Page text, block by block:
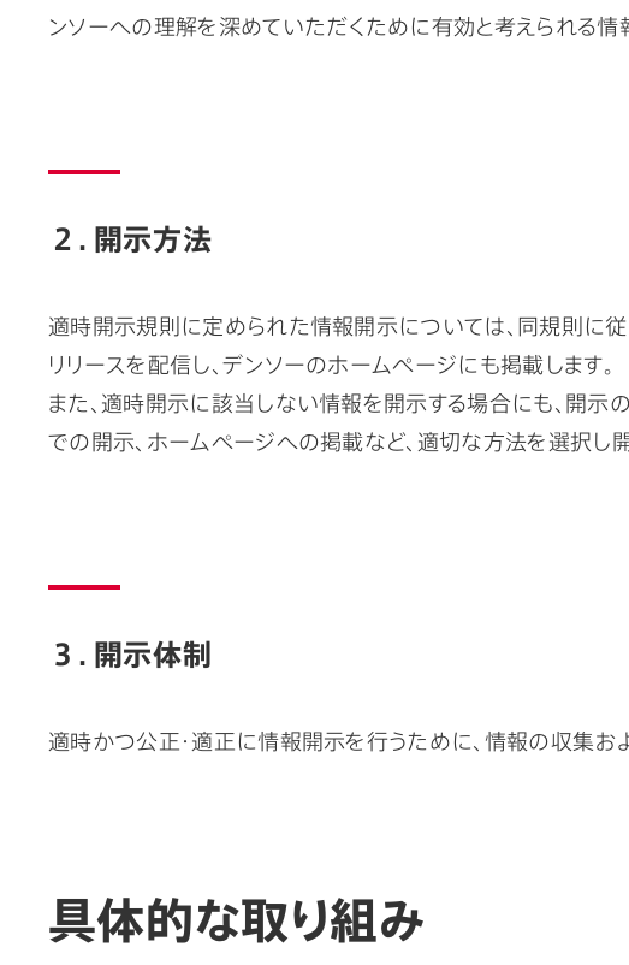
ンソーへの理解を深めていただくために有効と考えられる情
２．開示方法
適時開示規則に定められた情報開示については、同規則に
リリースを配信し、デンソーのホームページにも掲載します。
また、適時開示に該当しない情報を開示する場合にも、開示
での開示、ホームページへの掲載など、適切な方法を選択し開
３．開示体制
適時かつ公正・適正に情報開示を行うために、情報の収集
具体的な取り組み